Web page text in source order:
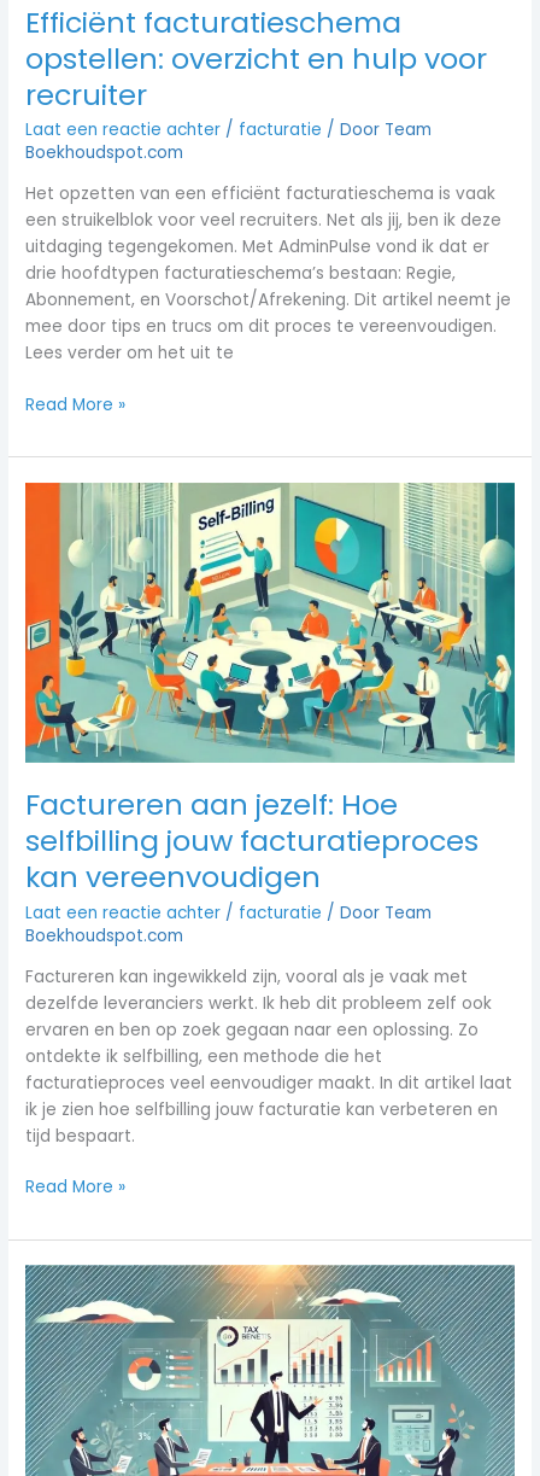
Efficiënt facturatieschema
opstellen: overzicht en hulp voor
recruiter
Laat een reactie achter / facturatie / Door Team
Boekhoudspot.com
Het opzetten van een efficiënt facturatieschema is vaak
een struikelblok voor veel recruiters. Net als jij, ben ik deze
uitdaging tegengekomen. Met AdminPulse vond ik dat er
drie hoofdtypen facturatieschema’s bestaan: Regie,
Abonnement, en Voorschot/Afrekening. Dit artikel neemt je
mee door tips en trucs om dit proces te vereenvoudigen.
Lees verder om het uit te
Read More »
Factureren aan jezelf: Hoe
selfbilling jouw facturatieproces
kan vereenvoudigen
Laat een reactie achter / facturatie / Door Team
Boekhoudspot.com
Factureren kan ingewikkeld zijn, vooral als je vaak met
dezelfde leveranciers werkt. Ik heb dit probleem zelf ook
ervaren en ben op zoek gegaan naar een oplossing. Zo
ontdekte ik selfbilling, een methode die het
facturatieproces veel eenvoudiger maakt. In dit artikel laat
ik je zien hoe selfbilling jouw facturatie kan verbeteren en
tijd bespaart.
Factureren
jezelf:
selfbilling
jouw
facturatieproces
kan
vereenvoudigen
Read More »
Hoe
factureren
vanuit
holding
jouw
fiscale
situatie
kan